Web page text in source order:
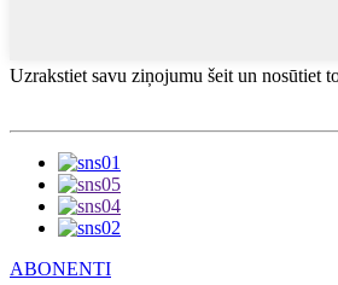
Uzrakstiet savu ziņojumu šeit un nosūtiet
ABONENTI